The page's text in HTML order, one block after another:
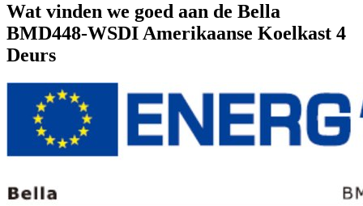
Wat vinden we goed aan de Bella
BMD448-WSDI Amerikaanse Koelkast 4
Deurs